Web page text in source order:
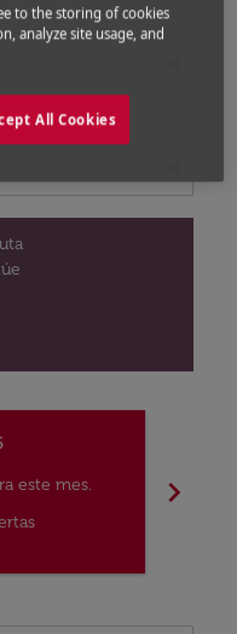
este mes.
chevron_right
to the storing of cookies
analyze site usage, and
All Cookies